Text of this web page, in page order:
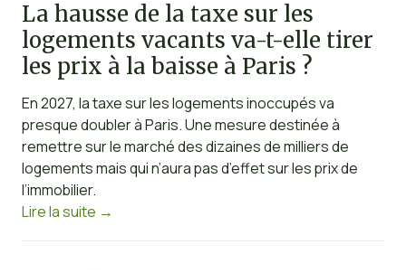
La hausse de la taxe sur les
logements vacants va-t-elle tirer
les prix à la baisse à Paris ?
En 2027, la taxe sur les logements inoccupés va
presque doubler à Paris. Une mesure destinée à
remettre sur le marché des dizaines de milliers de
logements mais qui n’aura pas d’effet sur les prix de
l’immobilier.
Lire la suite →